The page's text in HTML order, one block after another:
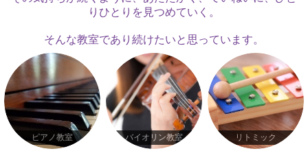
りひとりを見つめていく。
そんな教室であり続けたいと思っています。
ピアノ教室 バイオリン教室 リトミック